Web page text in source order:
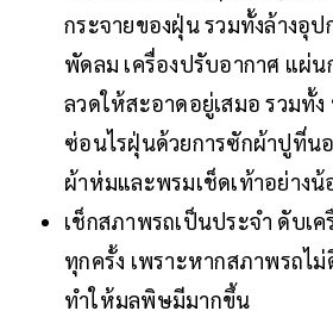
กระจายของฝุ่น รวมทั้งล้างอุป
พัดลม เครื่องปรับอากาศ แผ่น
ลวดให้สะอาดอยู่เสมอ รวมทั้
ซ่อนไรฝุ่นด้วยการซักผ้าปูที่น
ผ้าห่มและพรมเช็ดเท้าอย่าง
เช็กสภาพรถเป็นประจำ ดับเ
ทุกครั้ง เพราะหากสภาพรถไ
ทำให้มลพิษมีมากขึ้น